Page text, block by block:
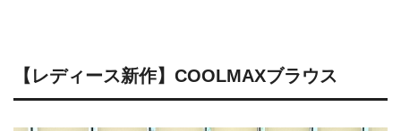
【レディース新作】COOLMAXブラウス